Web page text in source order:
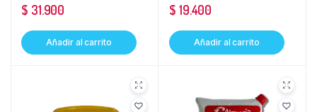
$ 31.900
Añadir al carrito
$ 19.400
Añadir al carrito